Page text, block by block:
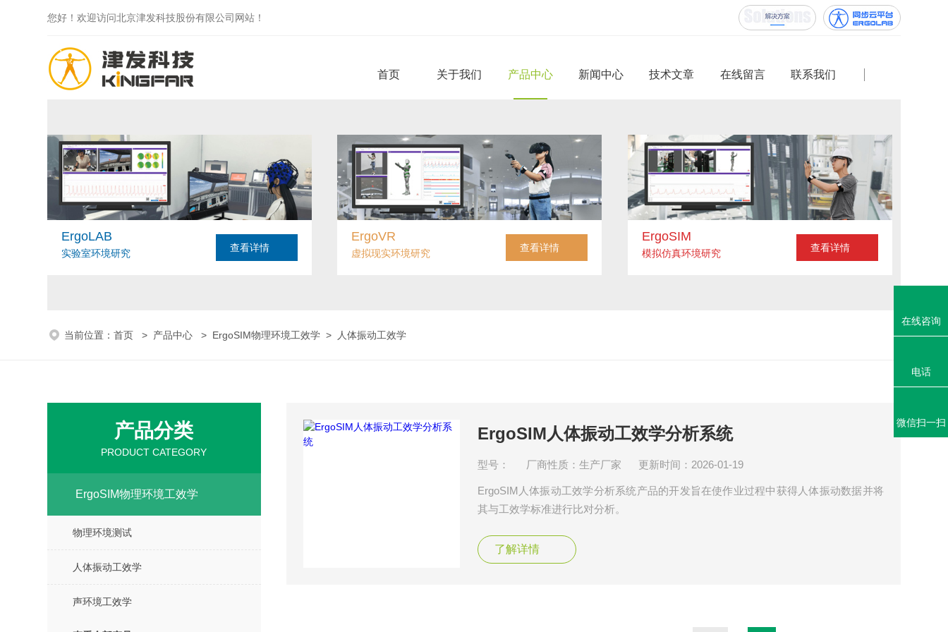
您好！欢迎访问北京津发科技股份有限公司网站！
首页 关于我们 产品中心 新闻中心 技术文章 在线留言 联系我们
ErgoLAB
实验室环境研究 查看详情
ErgoVR
虚拟现实环境研究 查看详情
ErgoSIM
模拟仿真环境研究 查看详情
当前位置：首页 > 产品中心 > ErgoSIM物理环境工效学 > 人体振动工效学
产品分类
PRODUCT CATEGORY
ErgoSIM物理环境工效学
物理环境测试
人体振动工效学
声环境工效学
ErgoSIM人体振动工效学分析系统
型号： 厂商性质：生产厂家 更新时间：2026-01-19
ErgoSIM人体振动工效学分析系统产品的开发旨在使作业过程中获得人体振动数据并将
其与工效学标准进行比对分析。
了解详情
在线咨询
电话
微信扫一扫